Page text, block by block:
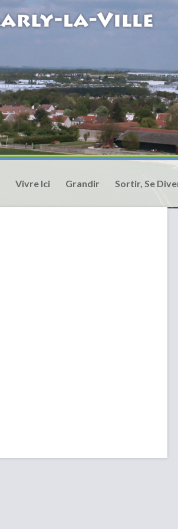
Vivre Ici Grandir Sortir, Se